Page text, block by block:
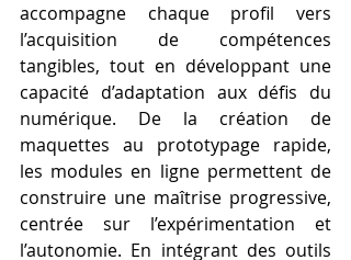
accompagne chaque profil vers
l’acquisition de compétences
tangibles, tout en développant une
capacité d’adaptation aux défis du
numérique. De la création de
maquettes au prototypage rapide,
les modules en ligne permettent de
construire une maîtrise progressive,
centrée sur l’expérimentation et
l’autonomie. En intégrant des outils